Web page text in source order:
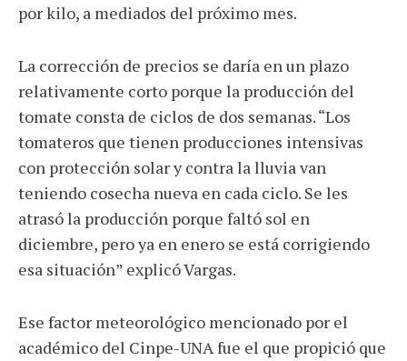
por kilo, a mediados del próximo mes.
La corrección de precios se daría en un plazo
relativamente corto porque la producción del
tomate consta de ciclos de dos semanas. “Los
tomateros que tienen producciones intensivas
con protección solar y contra la lluvia van
teniendo cosecha nueva en cada ciclo. Se les
atrasó la producción porque faltó sol en
diciembre, pero ya en enero se está corrigiendo
esa situación” explicó Vargas.
Ese factor meteorológico mencionado por el
académico del Cinpe-UNA fue el que propició que